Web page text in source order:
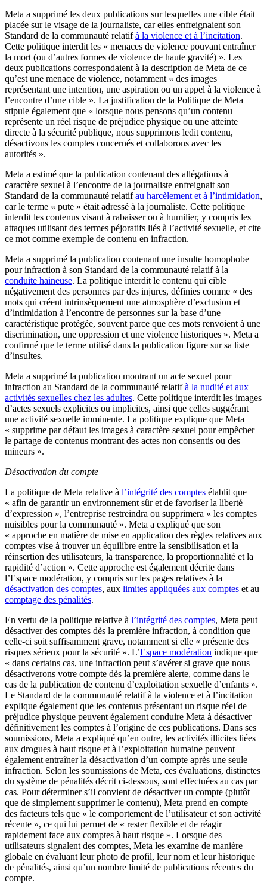
Meta a supprimé les deux publications sur lesquelles une cible était
placée sur le visage de la journaliste, car elles enfreignaient son
Standard de la communauté relatifà la violence et à l’incitation.
Cette politique interdit les « menaces de violence pouvant entraîner
la mort (ou d’autres formes de violence de haute gravité) ». Les
deux publications correspondaient à la description de Meta de ce
qu’est une menace de violence, notamment « des images
représentant une intention, une aspiration ou un appel à la violence à
l’encontre d’une cible ». La justification de la Politique de Meta
stipule également que « lorsque nous pensons qu’un contenu
représente un réel risque de préjudice physique ou une atteinte
directe à la sécurité publique, nous supprimons ledit contenu,
désactivons les comptes concernés et collaborons avec les
autorités ».
Meta a estimé que la publication contenant des allégations à
caractère sexuel à l’encontre de la journaliste enfreignait son
Standard de la communauté relatifau harcèlement et à l’intimidation,
car le terme « pute » était adressé à la journaliste. Cette politique
interdit les contenus visant à rabaisser ou à humilier, y compris les
attaques utilisant des termes péjoratifs liés à l’activité sexuelle, et cite
ce mot comme exemple de contenu en infraction.
Meta a supprimé la publication contenant une insulte homophobe
pour infraction à son Standard de la communauté relatif à la
conduite haineuse. La politique interdit le contenu qui cible
négativement des personnes par des injures, définies comme « des
mots qui créent intrinsèquement une atmosphère d’exclusion et
d’intimidation à l’encontre de personnes sur la base d’une
caractéristique protégée, souvent parce que ces mots renvoient à une
discrimination, une oppression et une violence historiques ». Meta a
confirmé que le terme utilisé dans la publication figure sur sa liste
d’insultes.
Meta a supprimé la publication montrant un acte sexuel pour
infraction au Standard de la communauté relatifà la nudité et aux
activités sexuelles chez les adultes. Cette politique interdit les images
d’actes sexuels explicites ou implicites, ainsi que celles suggérant
une activité sexuelle imminente. La politique explique que Meta
« supprime par défaut les images à caractère sexuel pour empêcher
le partage de contenus montrant des actes non consentis ou des
mineurs ».
Désactivation du compte
La politique de Meta relative à l’intégrité des comptes établit que
« afin de garantir un environnement sûr et de favoriser la liberté
d’expression », l’entreprise restreindra ou supprimera « les comptes
nuisibles pour la communauté ». Meta a expliqué que son
« approche en matière de mise en application des règles relatives aux
comptes vise à trouver un équilibre entre la sensibilisation et la
réinsertion des utilisateurs, la transparence, la proportionnalité et la
rapidité d’action ». Cette approche est également décrite dans
l’Espace modération, y compris sur les pages relatives à la
désactivation des comptes, aux limites appliquées aux comptes et au
comptage des pénalités.
En vertu de la politique relative à l’intégrité des comptes, Meta peut
désactiver des comptes dès la première infraction, à condition que
celle-ci soit suffisamment grave, notamment si elle « présente des
risques sérieux pour la sécurité ». L’Espace modération indique que
« dans certains cas, une infraction peut s’avérer si grave que nous
désactiverons votre compte dès la première alerte, comme dans le
cas de la publication de contenu d’exploitation sexuelle d’enfants ».
Le Standard de la communauté relatif à la violence et à l’incitation
explique également que les contenus présentant un risque réel de
préjudice physique peuvent également conduire Meta à désactiver
définitivement les comptes à l’origine de ces publications. Dans ses
soumissions, Meta a expliqué qu’en outre, les activités illicites liées
aux drogues à haut risque et à l’exploitation humaine peuvent
également entraîner la désactivation d’un compte après une seule
infraction. Selon les soumissions de Meta, ces évaluations, distinctes
du système de pénalités décrit ci-dessous, sont effectuées au cas par
cas. Pour déterminer s’il convient de désactiver un compte (plutôt
que de simplement supprimer le contenu), Meta prend en compte
des facteurs tels que « le comportement de l’utilisateur et son activité
récente », ce qui lui permet de « rester flexible et de réagir
rapidement face aux comptes à haut risque ». Lorsque des
utilisateurs signalent des comptes, Meta les examine de manière
globale en évaluant leur photo de profil, leur nom et leur historique
de pénalités, ainsi qu’un nombre limité de publications récentes du
compte.